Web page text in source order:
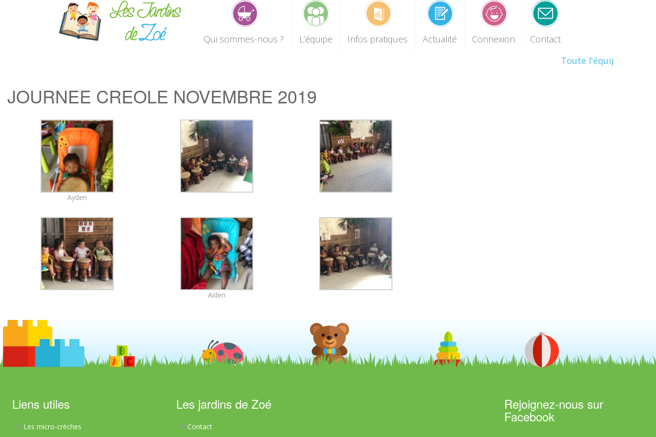
Qui sommes-nous ? L’équipe Infos pratiques Actualité Connexion
Contact
Toute l'équipe des
JOURNEE CREOLE NOVEMBRE 2019
Ayden
Aiden
Liens utiles
Les micro-crèches
Les jardins de Zoé
Contact
Rejoignez-nous sur
Facebook